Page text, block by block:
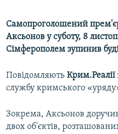
Усі сайти RFE/RL
Самопроголошений
Аксьонов у суботу, 8
Сімферополем зупинив
Повідомляють Крим.Реалії
службу кримського
Зокрема, Аксьонов
двох об'єктів,